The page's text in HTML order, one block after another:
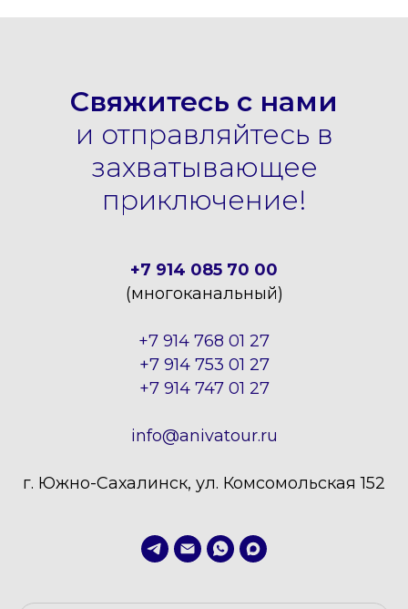
Свяжитесь с нами
и отправляйтесь в
захватывающее
приключение!
+7 914 085 70 00
(многоканальный)
+7 914 768 01 27
+7 914 753 01 27
+7 914 747 01 27
info@anivatour.ru
г. Южно-Сахалинск, ул. Комсомольская 152